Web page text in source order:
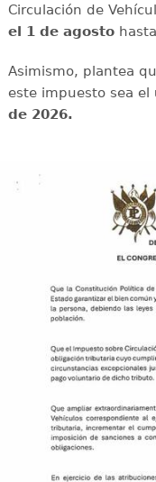
Circulación de
el 1 de agosto
Asimismo, plantea
este impuesto sea el
de 2026.